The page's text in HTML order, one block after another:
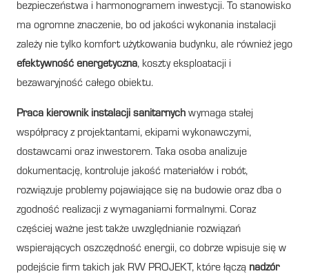
bezpieczeństwa i harmonogramem inwestycji. To stanowisko
ma ogromne znaczenie, bo od jakości wykonania instalacji
zależy nie tylko komfort użytkowania budynku, ale również jego
efektywność energetyczna, koszty eksploatacji i
bezawaryjność całego obiektu.
Praca kierownik instalacji sanitarnych wymaga stałej
współpracy z projektantami, ekipami wykonawczymi,
dostawcami oraz inwestorem. Taka osoba analizuje
dokumentację, kontroluje jakość materiałów i robót,
rozwiązuje problemy pojawiające się na budowie oraz dba o
zgodność realizacji z wymaganiami formalnymi. Coraz
częściej ważne jest także uwzględnianie rozwiązań
wspierających oszczędność energii, co dobrze wpisuje się w
podejście firm takich jak RW PROJEKT, które łączą nadzór